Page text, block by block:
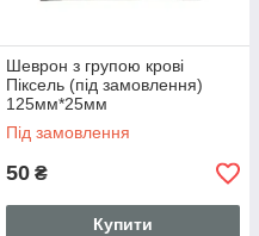
Шеврон з групою крові
Піксель (під замовлення)
125мм*25мм
Під замовлення
50 ₴
Купити